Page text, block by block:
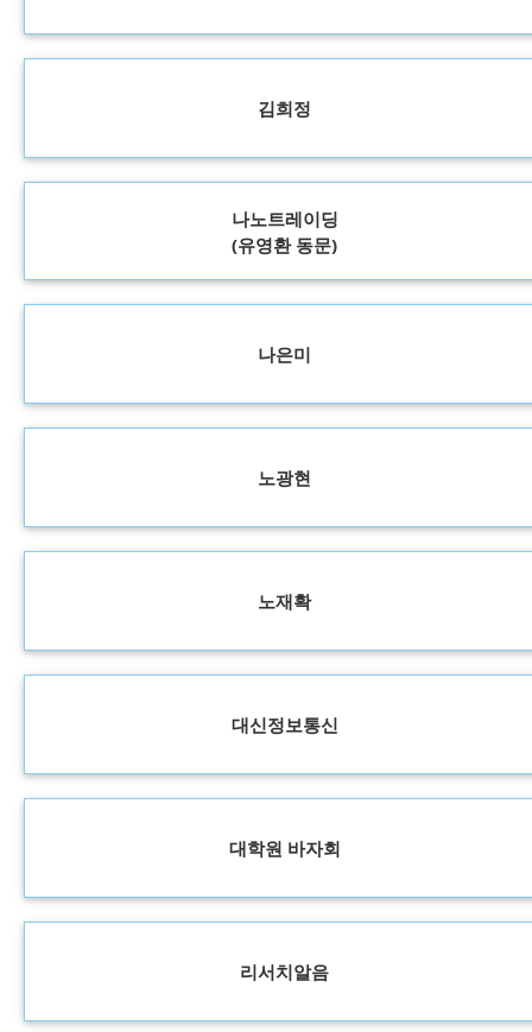
김희정
나노트레이딩
(유영환 동문)
나은미
노광현
노재확
대신정보통신
대학원 바자회
리서치알음